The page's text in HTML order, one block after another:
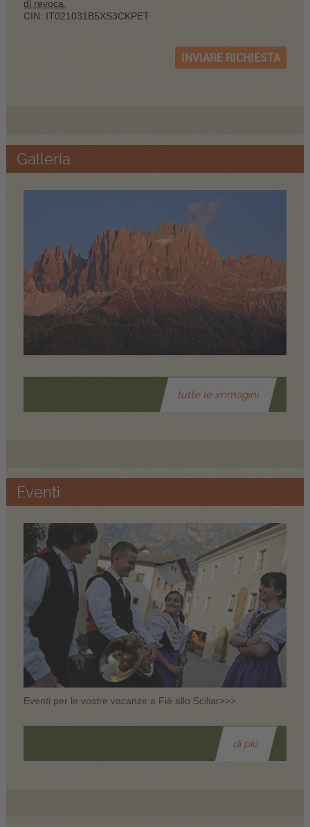
di revoca.
CIN: IT021031B5XS3CKPET
INVIARE RICHIESTA
Galleria
tutte le immagini
Eventi
Eventi per le vostre vacanze a Fiè allo Sciliar>>>
di più